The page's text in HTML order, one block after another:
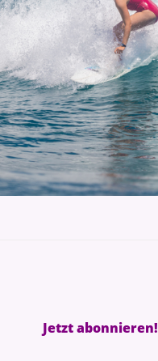
Jetzt abonnieren!